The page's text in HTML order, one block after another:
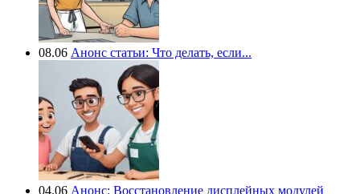
08.06 Анонс статьи: Что делать, если...
04.06 Анонс: Восстановление дисплейных модулей